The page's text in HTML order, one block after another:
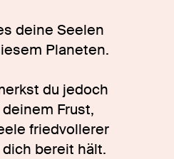
deine Seelen
Planeten.
du jedoch
Frust,
friedvollerer
bereit hält.